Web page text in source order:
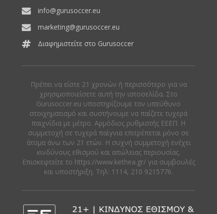
info@gurusoccer.eu
marketing@gurusoccer.eu
Διαφημιστείτε στο Gurusoccer
Πρέπει να είστε 21 χρονών ή περισσότερο για να
χρησιμοποιείσετε αυτή την ιστοσελίδα. Στο
Gurusoccer.eu υποστηρίζουμε τον υπεύθυνο
στοιχηματισμό και συστήνουμε να παίζετε τυχερά
παιχνίδια με μέτρο. Αρμόδιος ρυθμιστής ΕΕΕΠ. Η
συμμετοχή σε τυχερά παίγνια επιτρέπεται μόνο σε
άτομα άνω των 21 ετών. Η συχνή συμμετοχή ενέχει
κινδύνους εθισμού και απώλειας περιουσίας.
Eπισκεφτείτε το https://www.kethea.gr/ για συμβουλές
και υποστήριξη. Tηλ: 1114, 210 9215776.